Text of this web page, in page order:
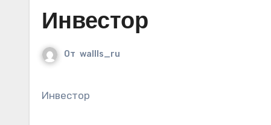
Инвестор
От wallls_ru
Инвестор